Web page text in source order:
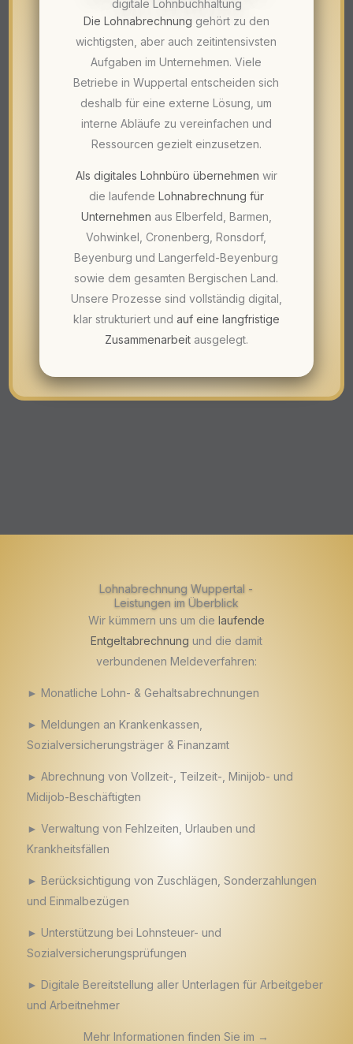
digitale Lohnbuchhaltung
Die Lohnabrechnung gehört zu den
wichtigsten, aber auch zeitintensivsten
Aufgaben im Unternehmen. Viele
Betriebe in Wuppertal entscheiden sich
deshalb für eine externe Lösung, um
interne Abläufe zu vereinfachen und
Ressourcen gezielt einzusetzen.
Als digitales Lohnbüro übernehmen wir
die laufende Lohnabrechnung für
Unternehmen aus Elberfeld, Barmen,
Vohwinkel, Cronenberg, Ronsdorf,
Beyenburg und Langerfeld-Beyenburg
sowie dem gesamten Bergischen Land.
Unsere Prozesse sind vollständig digital,
klar strukturiert und auf eine langfristige
Zusammenarbeit ausgelegt.
Lohnabrechnung Wuppertal -
Leistungen im Überblick
Wir kümmern uns um die laufende
Entgeltabrechnung und die damit
verbundenen Meldeverfahren:
► Monatliche Lohn- & Gehaltsabrechnungen
► Meldungen an Krankenkassen,
Sozialversicherungsträger & Finanzamt
► Abrechnung von Vollzeit-, Teilzeit-, Minijob- und
Midijob-Beschäftigten
► Verwaltung von Fehlzeiten, Urlauben und
Krankheitsfällen
► Berücksichtigung von Zuschlägen, Sonderzahlungen
und Einmalbezügen
► Unterstützung bei Lohnsteuer- und
Sozialversicherungsprüfungen
► Digitale Bereitstellung aller Unterlagen für Arbeitgeber
und Arbeitnehmer
Mehr Informationen finden Sie im →